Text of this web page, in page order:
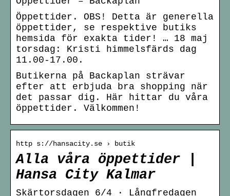
Öppettider. OBS! Detta är generella
öppettider, se respektive butiks
hemsida för exakta tider! … 18 maj
torsdag: Kristi himmelsfärds dag
11.00-17.00.
Butikerna på Backaplan strävar
efter att erbjuda bra shopping när
det passar dig. Här hittar du våra
öppettider. Välkommen!
http s://hansacity.se › butik
Alla våra öppettider |
Hansa City Kalmar
Skärtorsdagen 6/4 · Långfredagen